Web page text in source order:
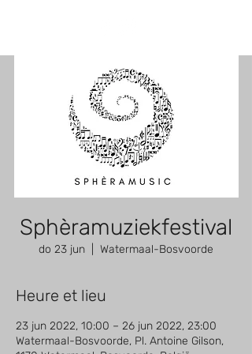
Sphèramuziekfestival
do 23 jun Watermaal-Bosvoorde
Heure et lieu
23 jun 2022, 10:00 – 26 jun 2022, 23:00
Watermaal-Bosvoorde, Pl. Antoine Gilson,